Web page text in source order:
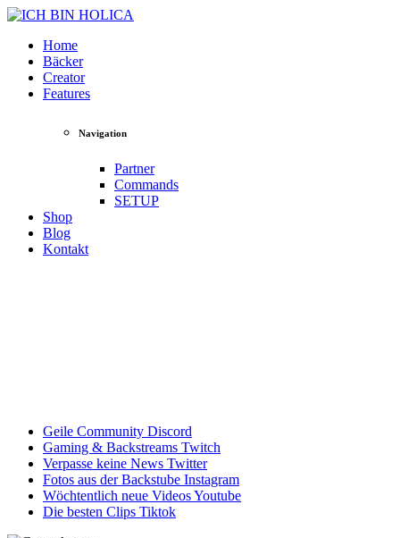
Home
Bäcker
Creator
Features
Navigation
Partner
Commands
SETUP
Shop
Blog
Kontakt
Geile Community Discord
Gaming & Backstreams Twitch
Verpasse keine News Twitter
Fotos aus der Backstube Instagram
Wöchtentlich neue VideosYoutube
Die besten Clips Tiktok